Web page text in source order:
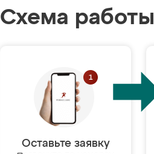
Схема работы
Оставьте заявку